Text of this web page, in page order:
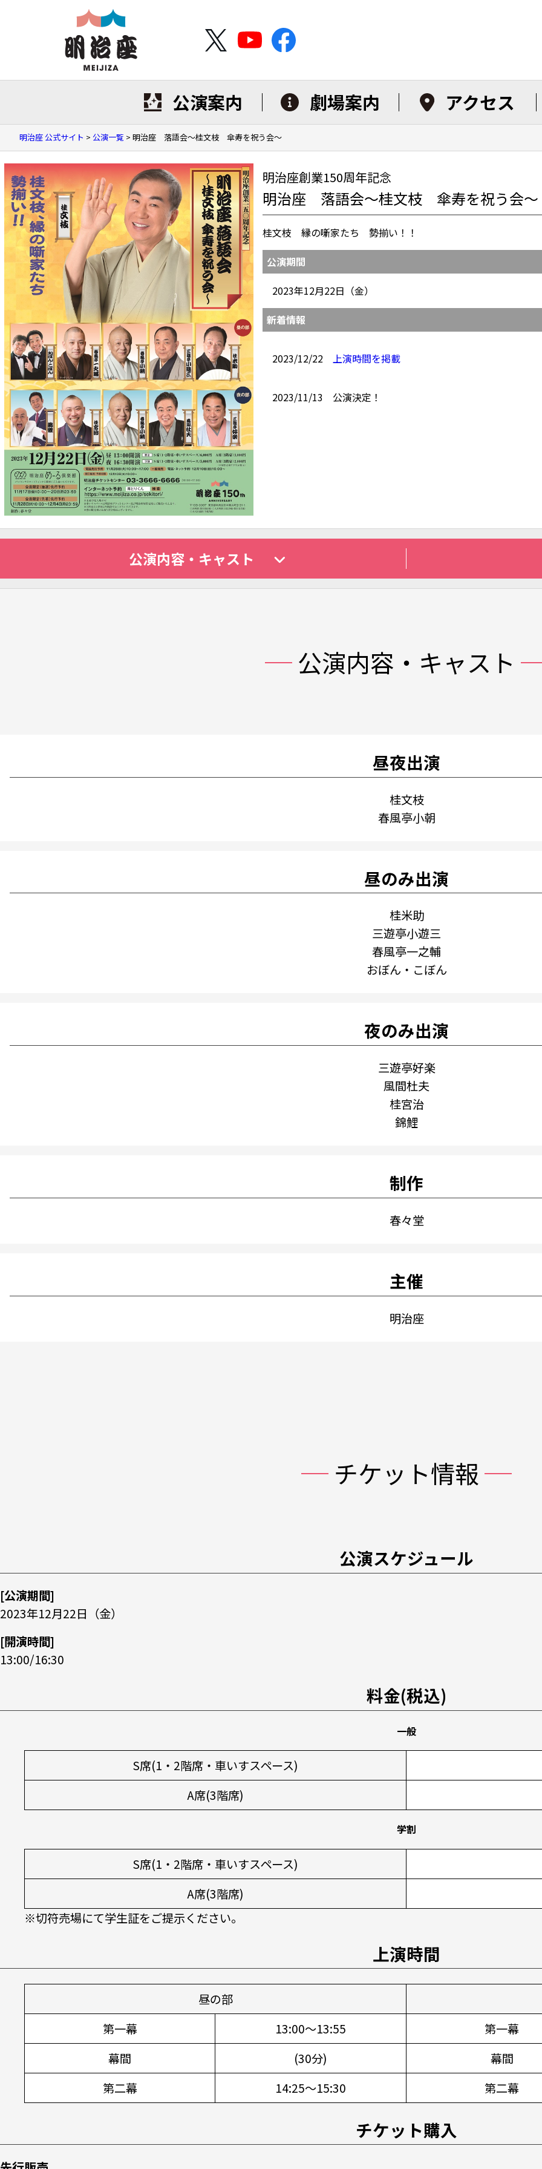
公演案内 劇場案内 アクセス
明治座 公式サイト > 公演一覧 > 明治座 落語会～桂文枝 傘寿を祝う会～
明治座創業150周年記念
明治座 落語会～桂文枝 傘寿を祝う会～
桂文枝 縁の噺家たち 勢揃い！！
公演期間
2023年12月22日（金）
新着情報
2023/12/22 上演時間を掲載
2023/11/13 公演決定！
公演内容・ キャスト
公演内容・キャスト
昼夜出演
桂文枝
春風亭小朝
昼のみ出演
桂米助
三遊亭小遊三
春風亭一之輔
おぼん・こぼん
夜のみ出演
三遊亭好楽
風間杜夫
桂宮治
錦鯉
制作
春々堂
主催
明治座
チケット情報
公演スケジュール
[公演期間]
2023年12月22日（金）
[開演時間]
13:00/16:30
料金(税込)
一般
S席(1・2階席・車いすスペース)
A席(3階席)
学割
S席(1・2階席・車いすスペース)
A席(3階席)
※切符売場にて学生証をご提示ください。
上演時間
昼の部
第一幕
13:00～13:55 第一幕
幕間
(30分) 幕間
第二幕
14:25～15:30 第二幕
チケット購入